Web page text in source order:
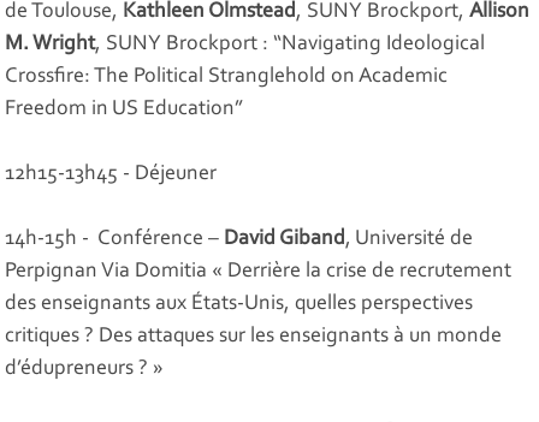
de Toulouse, Kathleen Olmstead, SUNY Brockport,Allison
M. Wright, SUNY Brockport : “Navigating Ideological
Crossfire: The Political Stranglehold on Academic
Freedom in US Education”
12h15-13h45 - Déjeuner
14h-15h - Conférence – David Giband, Université de
Perpignan Via Domitia « Derrière la crise de recrutement
des enseignants aux États-Unis, quelles perspectives
critiques ? Des attaques sur les enseignants à un monde
d’édupreneurs ? »